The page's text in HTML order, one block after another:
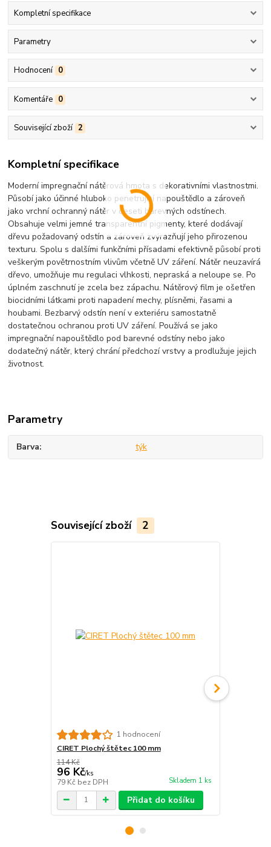
Kompletní specifikace
Parametry
Hodnocení 0
Komentáře 0
Související zboží 2
Kompletní specifikace
Moderní impregnační nátěrová hmota s dekorativními vlastnostmi.
Působí jako účinné hluboko penetrující napouštědlo a zároveň
jako vrchní ochranný nátěr v deseti barevných odstínech.
Obsahuje velmi jemné transparentní pigmenty, které dodávají
dřevu požadovaný odstín a zároveň zvýrazňují jeho přirozenou
texturu. Spolu s dalšími funkčními přísadami efektivně působí proti
veškerým povětrnostním vlivům včetně UV záření. Nátěr neuzavírá
dřevo, umožňuje mu regulaci vlhkosti, nepraská a neloupe se. Po
úplném zaschnutí je zcela bez zápachu. Nátěrový film je ošetřen
biocidními látkami proti napadení mechy, plísněmi, řasami a
houbami. Bezbarvý odstín není v exteriéru samostatně
dostatečnou ochranou proti UV záření. Používá se jako
impregnační napouštědlo pod barevné odstíny nebo jako
dodatečný nátěr, který chrání předchozí vrstvy a prodlužuje jejich
životnost.
Parametry
Barva týk
Související zboží 2
1 hodnocení
CIRET Plochý štětec 100 mm
114 Kč
96 Kč/ks
79 Kč bez DPH Skladem 1 ks
Přidat do košíku